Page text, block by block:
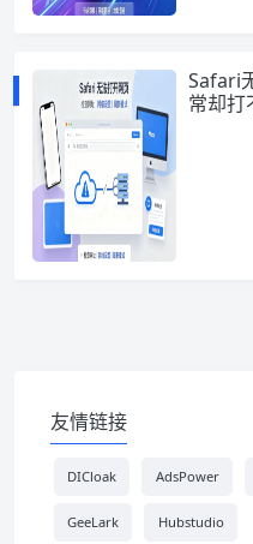
Safari
常却打
友情链接
DICloak AdsPower
GeeLark Hubstudio